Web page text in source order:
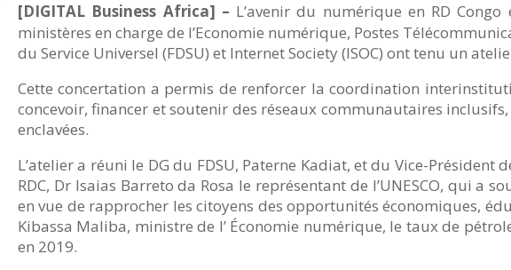
[DIGITAL Business Africa] – L’avenir du numérique en RD
ministères en charge de l’Economie numérique, Postes
du Service Universel (FDSU) et Internet Society (ISOC) ont tenu un
Cette concertation a permis de renforcer la coordination
concevoir, financer et soutenir des réseaux communautaires
enclavées.
L’atelier a réuni le DG du FDSU, Paterne Kadiat, et du Vice-Président
RDC, Dr Isaias Barreto da Rosa le représentant de l’UNESCO, qui a
en vue de rapprocher les citoyens des opportunités économiques,
Kibassa Maliba, ministre de l’ Économie numérique, le taux de
en 2019.